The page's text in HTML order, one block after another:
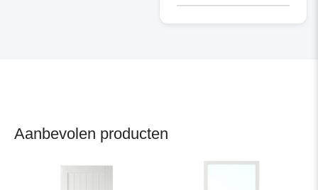
Aanbevolen producten